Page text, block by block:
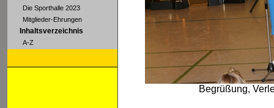
Die Sporthalle 2023
Mitglieder-Ehrungen
Inhaltsverzeichnis
A-Z
Begrüßung,